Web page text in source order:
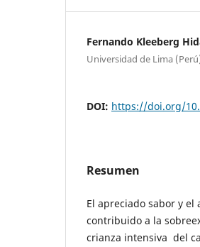
Fernando Kleeberg
Universidad de Lima
DOI: https://doi.org/
Resumen
El apreciado sabor y el
contribuido a la
crianza intensiva del